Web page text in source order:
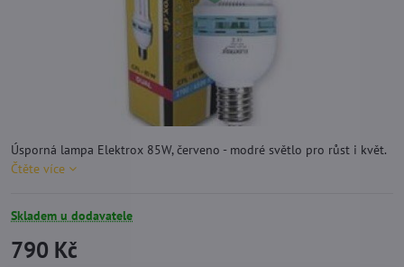
Úsporná lampa Elektrox 85W, červeno - modré světlo pro růst i květ.
Čtěte více
Skladem u dodavatele
790 Kč